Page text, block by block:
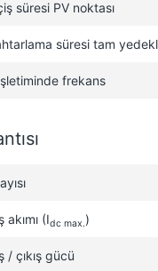
süresi PV noktası
süresi tam
frekans
(Idc max.)
/ çıkış gücü